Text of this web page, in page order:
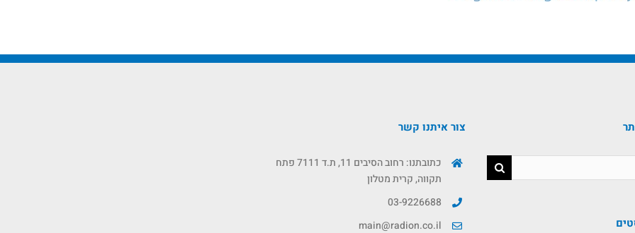
צור איתנו קשר
כתובתנו: רחוב הסיבים 11, ת.ד 7111 פתח
תקווה, קרית מטלון
03-9226688
main@radion.co.il